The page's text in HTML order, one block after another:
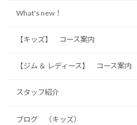
What's new！
【キッズ】 コース案内
【ジム ＆ レディース】 コース案内
スタッフ紹介
ブログ （キッズ）